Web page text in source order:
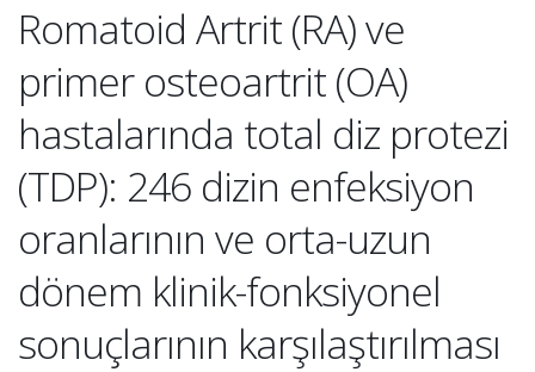
Romatoid Artrit (RA) ve
primer osteoartrit (OA)
hastalarında total diz protezi
(TDP): 246 dizin enfeksiyon
oranlarının ve orta-uzun
dönem klinik-fonksiyonel
sonuçlarının karşılaştırılması